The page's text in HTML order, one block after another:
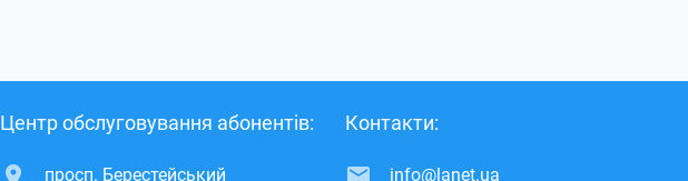
Центр обслуговування абонентів:
просп. Берестейський
Контакти:
info@lanet.ua